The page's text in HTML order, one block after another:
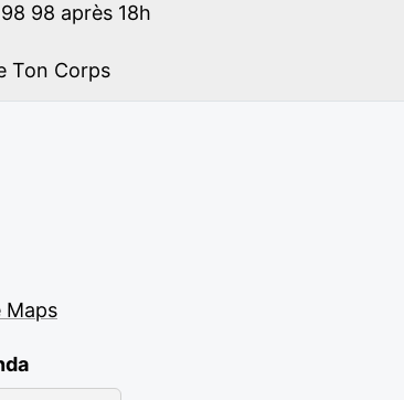
98 après 18h
Ton Corps
Maps